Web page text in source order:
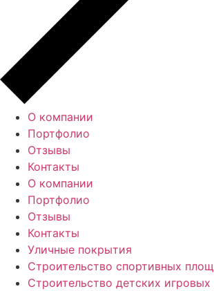
О компании
Портфолио
Отзывы
Контакты
О компании
Портфолио
Отзывы
Контакты
Уличные покрытия
Строительство спортивных
Строительство детских